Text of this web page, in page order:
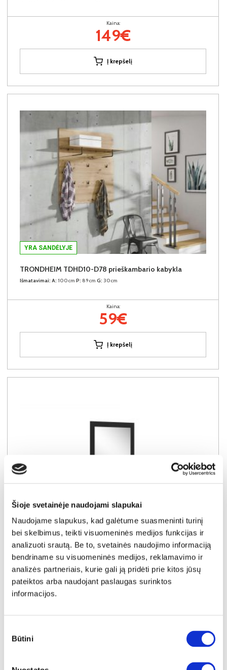
Šioje svetainėje naudojami slapukai
Naudojame slapukus, kad galėtume suasmeninti turinį
bei skelbimus, teikti visuomeninės medijos funkcijas ir
analizuoti srautą. Be to, svetainės naudojimo informaciją
bendriname su visuomeninės medijos, reklamavimo ir
analizės partneriais, kurie gali ją pridėti prie kitos jūsų
pateiktos arba naudojant paslaugas surinktos
informacijos.
pasirinkimas
Būtini
Kaina:
149€
Į krepšelį
YRA SANDĖLYJE
TRONDHEIM TDHD10-D78 prieškambario kabykla
Išmatavimai: A: 100cm P: 89cm G: 30cm
Kaina:
59€
Į krepšelį
YRA SANDĖLYJE
TRONDHEIM TDHD201-D48 veidrodis